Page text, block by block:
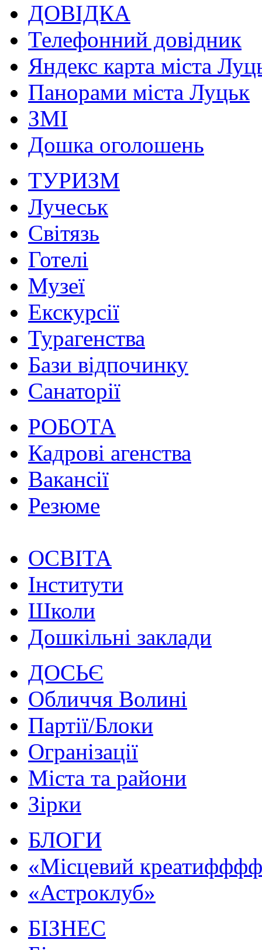
ДОВІДКА
Телефонний довідник
Яндекс карта міста
Панорами міста Луцьк
ЗМІ
Дошка оголошень
ТУРИЗМ
Лучеськ
Світязь
Готелі
Музеї
Екскурсії
Турагенства
Бази відпочинку
Санаторії
РОБОТА
Кадрові агенства
Вакансії
Резюме
ОСВІТА
Інститути
Школи
Дошкільні заклади
ДОСЬЄ
Обличчя Волині
Партії/Блоки
Огранізації
Міста та райони
Зірки
БЛОГИ
«Місцевий
«Астроклуб»
БІЗНЕС